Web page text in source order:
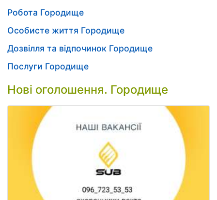
Робота Городище
Особисте життя Городище
Дозвілля та відпочинок Городище
Послуги Городище
Нові оголошення. Городище